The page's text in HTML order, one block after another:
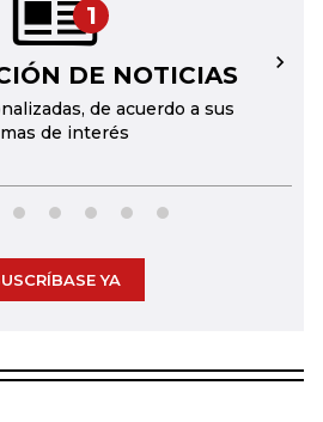
1
DE NOTICIAS
de acuerdo a sus
de interés
→
YA